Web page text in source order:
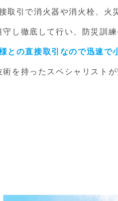
取引で消火器や消火栓、
守し徹底して行い、防災訓
との直接取引なので迅速で
を持ったスペシャリスト